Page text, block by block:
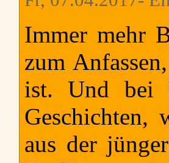
Immer mehr
zum
ist. Und bei
Geschichten,
aus der